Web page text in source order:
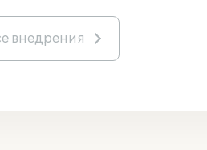
внедрения